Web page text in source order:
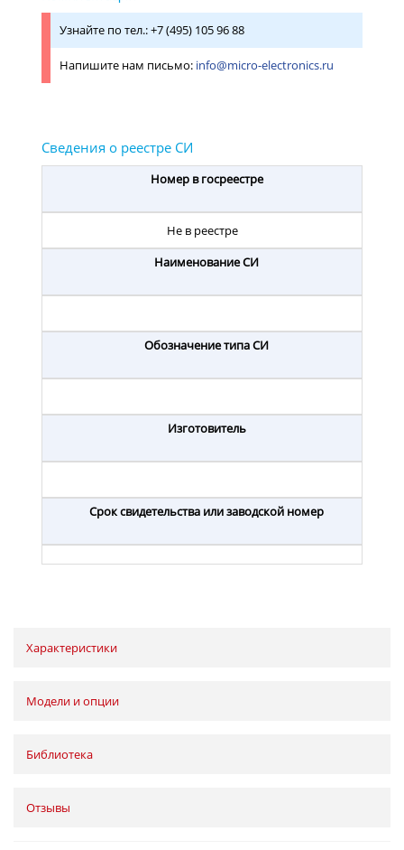
Узнайте по тел.: +7 (495) 105 96 88
Напишите нам письмо: info@micro-electronics.ru
Номер в госреестре
Не в реестре
Наименование СИ
Обозначение типа СИ
Изготовитель
Срок свидетельства или заводской номер
Характеристики
Модели и опции
Библиотека
Отзывы